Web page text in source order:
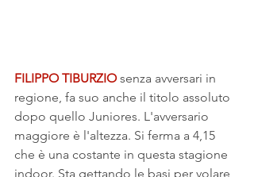
FILIPPO TIBURZIO senza avversari in
regione, fa suo anche il titolo assoluto
dopo quello Juniores. L'avversario
maggiore è l'altezza. Si ferma a 4,15
che è una costante in questa stagione
indoor. Sta gettando le basi per volare